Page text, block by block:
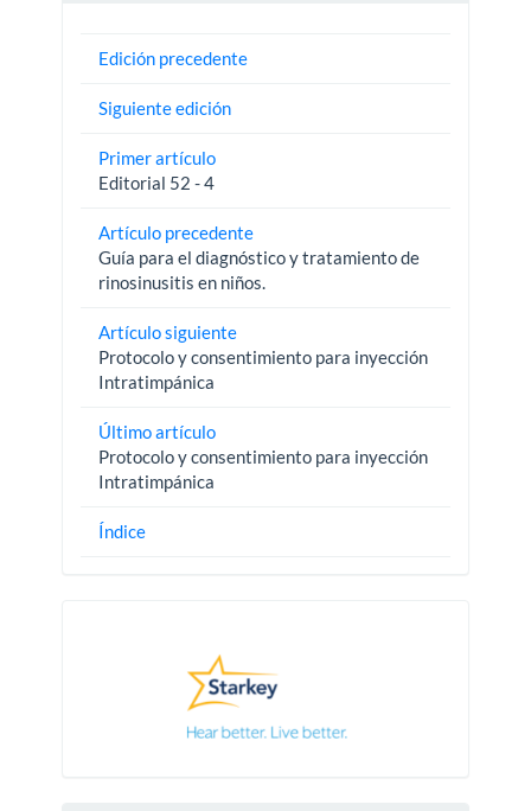
Edición precedente
Siguiente edición
Primer artículo
Editorial 52 - 4
Artículo precedente
Guía para el diagnóstico y tratamiento de
rinosinusitis en niños.
Artículo siguiente
Protocolo y consentimiento para inyección
Intratimpánica
Último artículo
Protocolo y consentimiento para inyección
Intratimpánica
Índice